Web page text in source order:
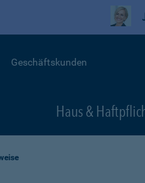
Geschäftskunden
Haus &